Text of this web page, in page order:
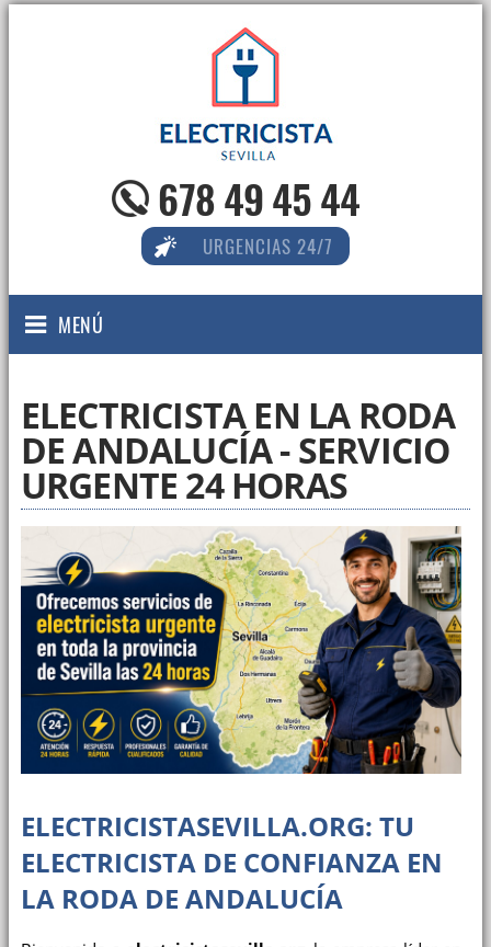
678 49 45 44
URGENCIAS 24/7
MENÚ
ELECTRICISTA EN LA RODA
DE ANDALUCÍA - SERVICIO
URGENTE 24 HORAS
ELECTRICISTASEVILLA.ORG: TU
ELECTRICISTA DE CONFIANZA EN
LA RODA DE ANDALUCÍA